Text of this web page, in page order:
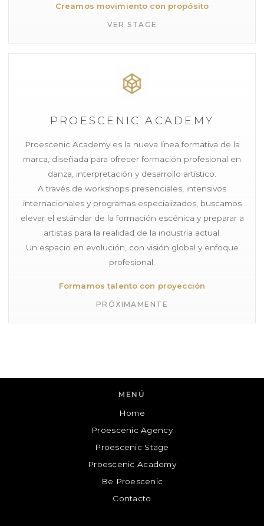
Creamos movimiento con propósito
VER STAGE
PROESCENIC ACADEMY
Proescenic Academy es la nueva línea formativa de la
marca, diseñada para ofrecer formación profesional en
danza, interpretación y desarrollo artístico.
A través de workshops presenciales, intensivos
internacionales y programas especializados, buscamos
elevar el estándar de la formación escénica y preparar a
artistas para la realidad de la industria actual.
Un espacio en evolución, con visión global y enfoque
profesional.
Formamos talento con proyección
PRÓXIMAMENTE
MENÚ
Home
Proescenic Agency
Proescenic Stage
Proescenic Academy
Be Proescenic
Contacto
Proescenic